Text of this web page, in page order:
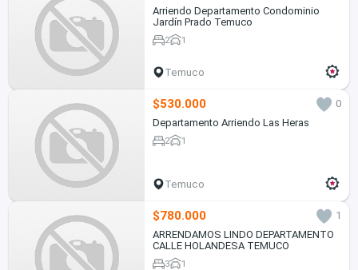
Arriendo Departamento Condominio
Jardín Prado Temuco
2 1
Temuco
$530.000
0
Departamento Arriendo Las Heras
2 1
Temuco
$780.000
1
ARRENDAMOS LINDO DEPARTAMENTO
CALLE HOLANDESA TEMUCO
3 1